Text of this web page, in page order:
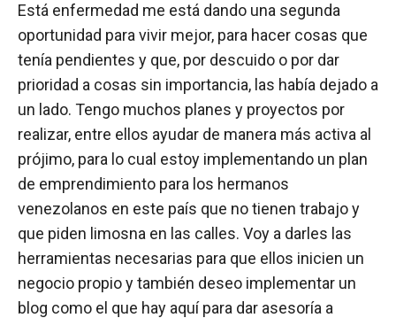
Está enfermedad me está dando una segunda
oportunidad para vivir mejor, para hacer cosas que
tenía pendientes y que, por descuido o por dar
prioridad a cosas sin importancia, las había dejado a
un lado. Tengo muchos planes y proyectos por
realizar, entre ellos ayudar de manera más activa al
prójimo, para lo cual estoy implementando un plan
de emprendimiento para los hermanos
venezolanos en este país que no tienen trabajo y
que piden limosna en las calles. Voy a darles las
herramientas necesarias para que ellos inicien un
negocio propio y también deseo implementar un
blog como el que hay aquí para dar asesoría a